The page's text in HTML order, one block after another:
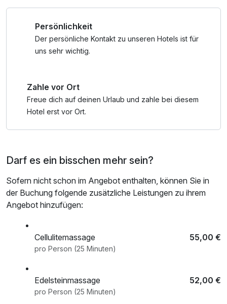
Bahnhof, ganztägige Nutzung Wellnessbereich nach
check out, Badetasche mit Bademantel und -tücher
Persönlichkeit
Der persönliche Kontakt zu unseren Hotels ist für
uns sehr wichtig.
Zahle vor Ort
Freue dich auf deinen Urlaub und zahle bei diesem
Hotel erst vor Ort.
Darf es ein bisschen mehr sein?
Sofern nicht schon im Angebot enthalten, können Sie in
der Buchung folgende zusätzliche Leistungen zu ihrem
Angebot hinzufügen:
Cellulitemassage 55,00 €
pro Person (25 Minuten)
Edelsteinmassage 52,00 €
pro Person (25 Minuten)